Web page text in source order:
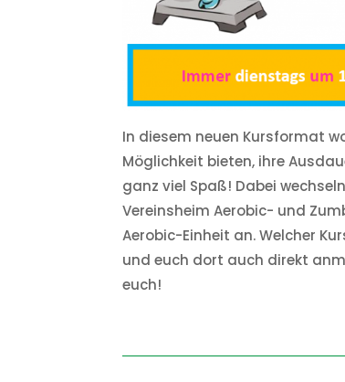
In diesem neuen Kursformat
Möglichkeit bieten, ihre
ganz viel Spaß! Dabei
Vereinsheim Aerobic- und
Aerobic-Einheit an. Welcher
und euch dort auch direkt
euch!